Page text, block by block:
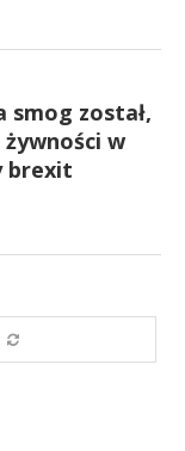
smog został,
żywności w
brexit